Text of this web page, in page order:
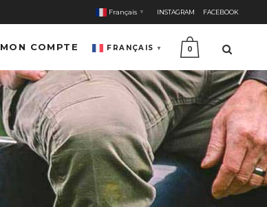
Français ▼ INSTAGRAM FACEBOOK
0
MON COMPTE FRANÇAIS ▼